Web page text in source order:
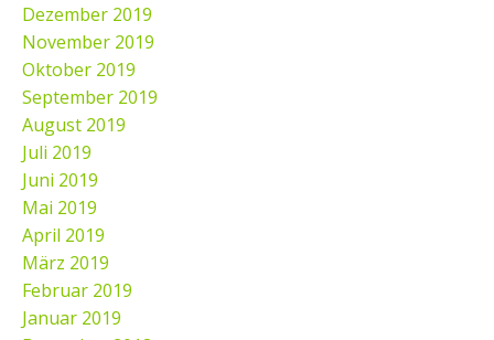
Dezember 2019
November 2019
Oktober 2019
September 2019
August 2019
Juli 2019
Juni 2019
Mai 2019
April 2019
März 2019
Februar 2019
Januar 2019